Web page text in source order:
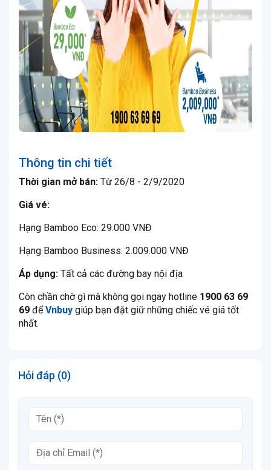
Thông tin chi tiết
Thời gian mở bán: Từ 26/8 - 2/9/2020
Giá vé:
Hạng Bamboo Eco: 29.000 VNĐ
Hạng Bamboo Business: 2.009.000 VNĐ
Áp dụng: Tất cả các đường bay nội địa
Còn chần chờ gì mà không gọi ngay hotline 1900 63 69
69 đểVnbuy giúp bạn đặt giữ những chiếc vé giá tốt
nhất.
Hỏi đáp (0)